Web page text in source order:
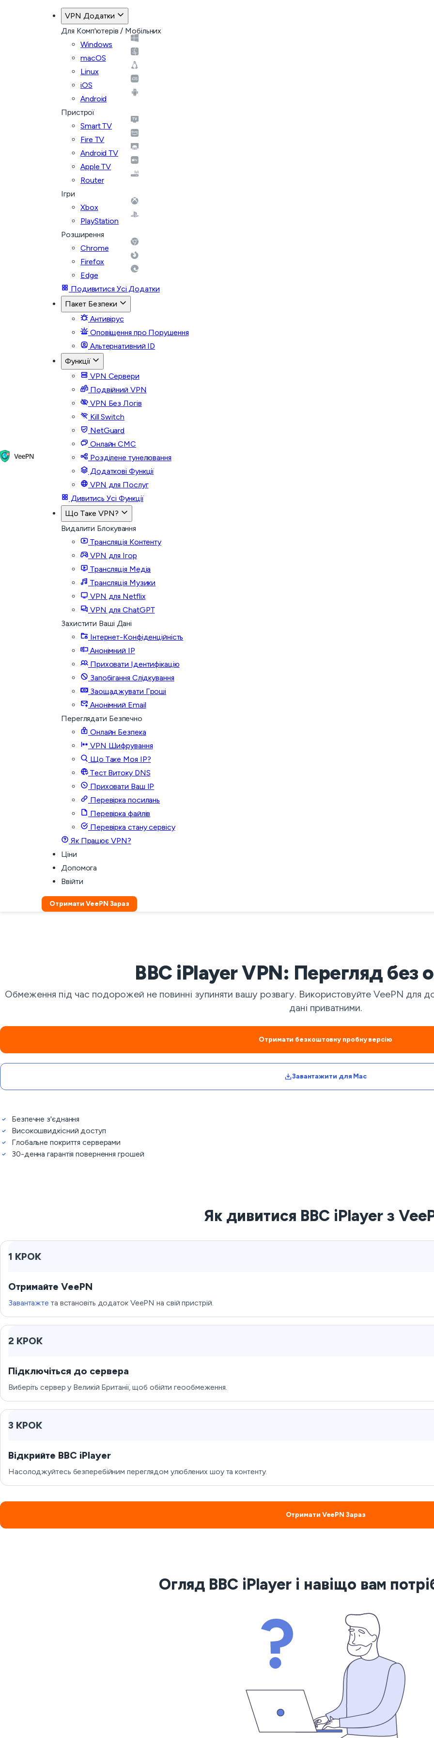
VPN Додатки
Для Комп'ютерів / Мобільних
Windows
macOS
Linux
iOS
Android
Пристрої
Smart TV
Fire TV
Android TV
Apple TV
Router
Ігри
Xbox
PlayStation
Розширення
Chrome
Firefox
Edge
Подивитися Усі Додатки
Пакет Безпеки
Антивірус
Оповіщення про Порушення
Альтернативний ID
Функції
VPN Сервери
Подвійний VPN
VPN Без Логів
Kill Switch
NetGuard
Онлайн СМС
Розділене тунелювання
Додаткові Функції
VPN для Послуг
Дивитись Усі Функції
Що Таке VPN?
Видалити Блокування
Трансляція Контенту
VPN для Ігор
Трансляція Медіа
Трансляція Музики
VPN для Netflix
VPN для ChatGPT
Захистити Ваші Дані
Інтернет-Конфіденційність
Анонімний IP
Приховати Ідентифікацію
Запобігання Слідкування
Заощаджувати Гроші
Анонімний Email
Переглядати Безпечно
Онлайн Безпека
VPN Шифрування
Що Таке Моя IP?
Тест Витоку DNS
Приховати Ваш IP
Перевірка посилань
Перевірка файлів
Перевірка стану сервісу
Як Працює VPN?
Ціни
Допомога
Ввійти
Отримати VeePN Зараз
BBC iPlayer VPN: Перегляд без
Обмеження під час подорожей не повинні зупиняти вашу розвагу. Використовуйте VeePN для
дані приватними.
Отримати безкоштовну пробну версію
Завантажити для Mac
Безпечне з'єднання
Високошвидкісний доступ
Глобальне покриття серверами
30-денна гарантія повернення грошей
Як дивитися BBC iPlayer з
1 КРОК
Отримайте VeePN
Завантажте та встановіть додаток VeePN на свій пристрій.
2 КРОК
Підключіться до сервера
Виберіть сервер у Великій Британії, щоб обійти геообмеження.
3 КРОК
Відкрийте BBC iPlayer
Насолоджуйтесь безперебійним переглядом улюблених шоу та контенту.
Отримати VeePN Зараз
Огляд BBC iPlayer і навіщо вам